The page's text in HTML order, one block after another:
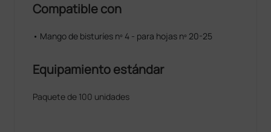
Compatible con
• Mango de bisturíes nº 4 - para hojas nº 20-25
Equipamiento estándar
Paquete de 100 unidades